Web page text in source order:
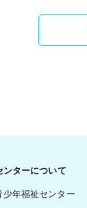
ンターについて
少年福祉センター